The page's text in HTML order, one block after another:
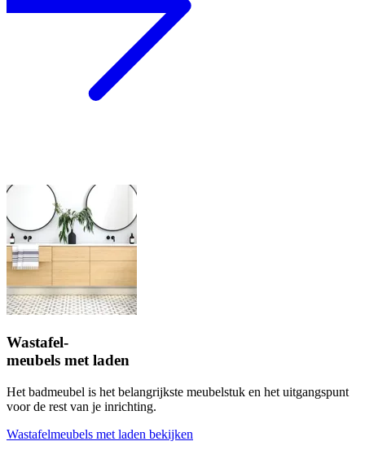
Wastafel-
meubels met laden
Het badmeubel is het belangrijkste meubelstuk en het uitgangspunt
voor de rest van je inrichting.
Wastafelmeubels met laden bekijken